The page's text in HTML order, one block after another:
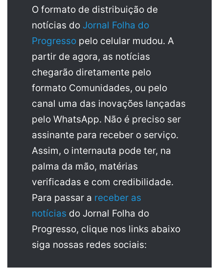
O formato de distribuição de
notícias do Jornal Folha do
Progresso pelo celular mudou. A
partir de agora, as notícias
chegarão diretamente pelo
formato Comunidades, ou pelo
canal uma das inovações lançadas
pelo WhatsApp. Não é preciso ser
assinante para receber o serviço.
Assim, o internauta pode ter, na
palma da mão, matérias
verificadas e com credibilidade.
Para passar a receber as
notícias do Jornal Folha do
Progresso, clique nos links abaixo
siga nossas redes sociais: